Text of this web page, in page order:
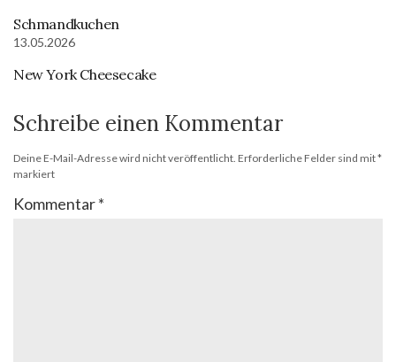
Schmandkuchen
13.05.2026
New York Cheesecake
Schreibe einen Kommentar
Deine E-Mail-Adresse wird nicht veröffentlicht. Erforderliche Felder sind mit*
markiert
Kommentar*